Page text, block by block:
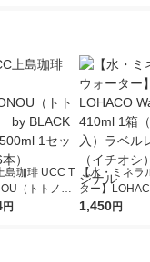
島珈琲 UCC T
（トトノ
BLACK無糖 5
円
【水・ミネラ
ター】
r 410ml 1箱（
1,450円